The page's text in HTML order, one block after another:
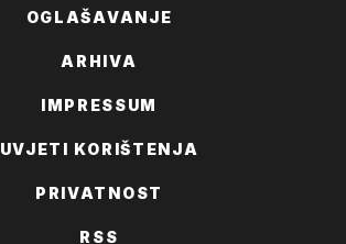
OGLAŠAVANJE
ARHIVA
IMPRESSUM
UVJETI KORIŠTENJA
PRIVATNOST
RSS